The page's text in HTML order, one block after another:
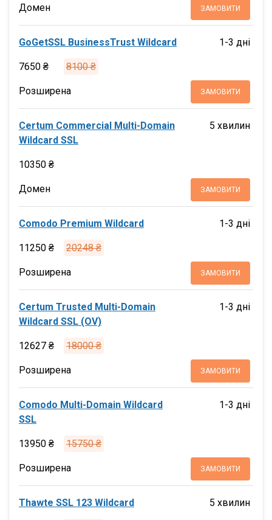
Домен ЗАМОВИТИ
GoGetSSL BusinessTrust Wildcard
7650 ₴ 8100 ₴
1-3 дні
Розширена ЗАМОВИТИ
Certum Commercial Multi-Domain
Wildcard SSL
10350 ₴
5 хвилин
Домен ЗАМОВИТИ
Comodo Premium Wildcard
11250 ₴ 20248 ₴
1-3 дні
Розширена ЗАМОВИТИ
Certum Trusted Multi-Domain
Wildcard SSL (OV)
12627 ₴ 18000 ₴
1-3 дні
Розширена ЗАМОВИТИ
Comodo Multi-Domain Wildcard
SSL
13950 ₴ 15750 ₴
1-3 дні
Розширена ЗАМОВИТИ
Thawte SSL 123 Wildcard 5 хвилин